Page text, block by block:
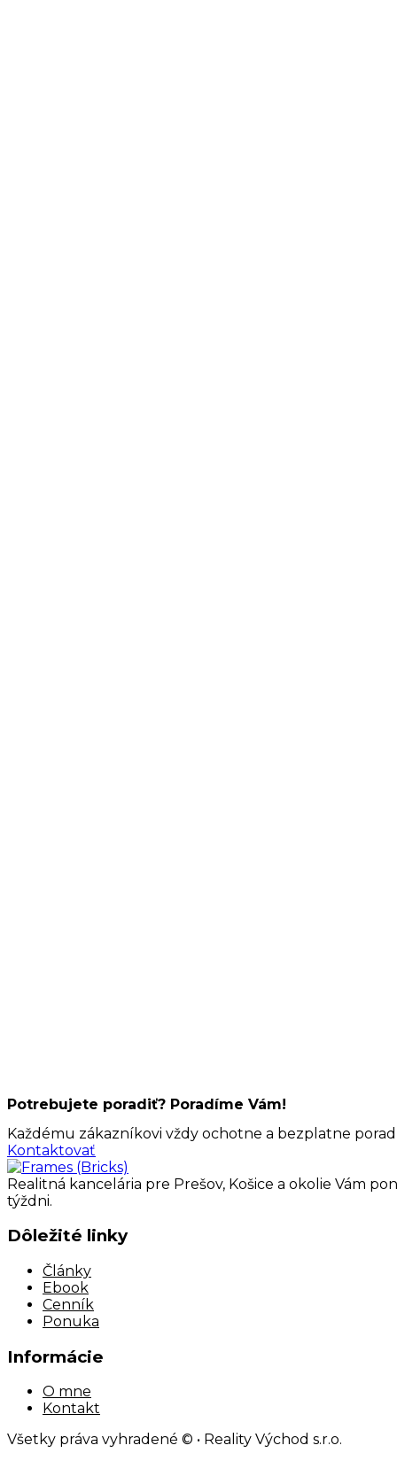
Potrebujete poradiť? Poradíme Vám!
Každému zákazníkovi vždy ochotne a bezplatne
Kontaktovať
Realitná kancelária pre Prešov, Košice a okolie Vám
týždni.
Dôležité linky
Články
Ebook
Cenník
Ponuka
Informácie
O mne
Kontakt
Všetky práva vyhradené © • Reality Východ s.r.o.